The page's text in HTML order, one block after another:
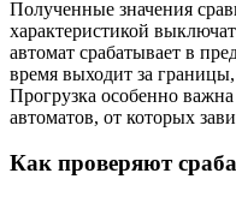
Полученные значения
характеристикой
автомат срабатывает в
время выходит за
Прогрузка особенно
автоматов, от которых
Как проверяют